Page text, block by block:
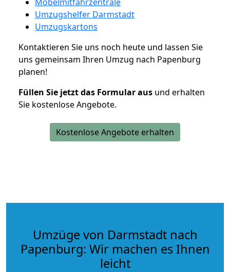
Umzugshelfer Darmstadt
Umzugskartons
Kontaktieren Sie uns noch heute und lassen Sie
uns gemeinsam Ihren Umzug nach Papenburg
planen!
Füllen Sie jetzt das Formular aus und erhalten
Sie kostenlose Angebote.
Kostenlose Angebote erhalten
Umzüge von Darmstadt nach
Papenburg: Wir machen es Ihnen
leicht